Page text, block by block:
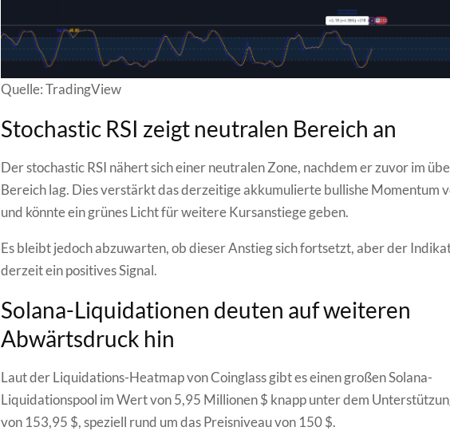
Quelle: TradingView
Stochastic RSI zeigt neutralen Bereich an
Der stochastic RSI nähert sich einer neutralen Zone, nachdem er zuvor im
Bereich lag. Dies verstärkt das derzeitige akkumulierte bullishe Momentum
und könnte ein grünes Licht für weitere Kursanstiege geben.
Es bleibt jedoch abzuwarten, ob dieser Anstieg sich fortsetzt, aber der
derzeit ein positives Signal.
Solana-Liquidationen deuten auf weiteren
Abwärtsdruck hin
Laut der Liquidations-Heatmap von Coinglass gibt es einen großen Solana-
Liquidationspool im Wert von 5,95 Millionen $ knapp unter dem
von 153,95 $, speziell rund um das Preisniveau von 150 $.